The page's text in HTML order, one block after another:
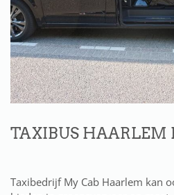
TAXIBUS HAARLEM
Taxibedrijf My Cab Haarlem kan